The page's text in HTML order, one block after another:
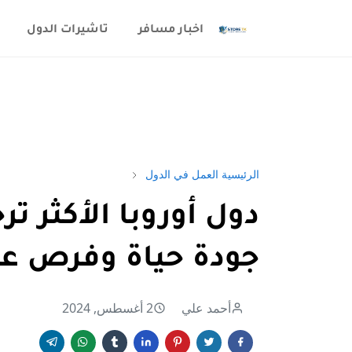
اخبار مسافر تاشيرات الدول
الرئيسية العمل في الدول
دول أوروبا الأكثر
جودة حياة وفرص
أحمد علي 2 أغسطس, 2024